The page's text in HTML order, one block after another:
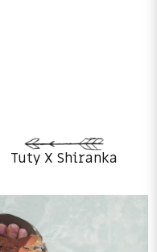
Tuty X Shiranka